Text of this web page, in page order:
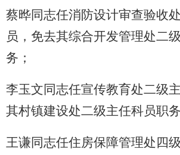
蔡晔同志任消防设计审查验收
员，免去其综合开发管理处二
务；
李玉文同志任宣传教育处二级
其村镇建设处二级主任科员职务
王谦同志任住房保障管理处四